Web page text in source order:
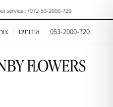
: +972-53-2000-720
053-2000-720 אודותינו